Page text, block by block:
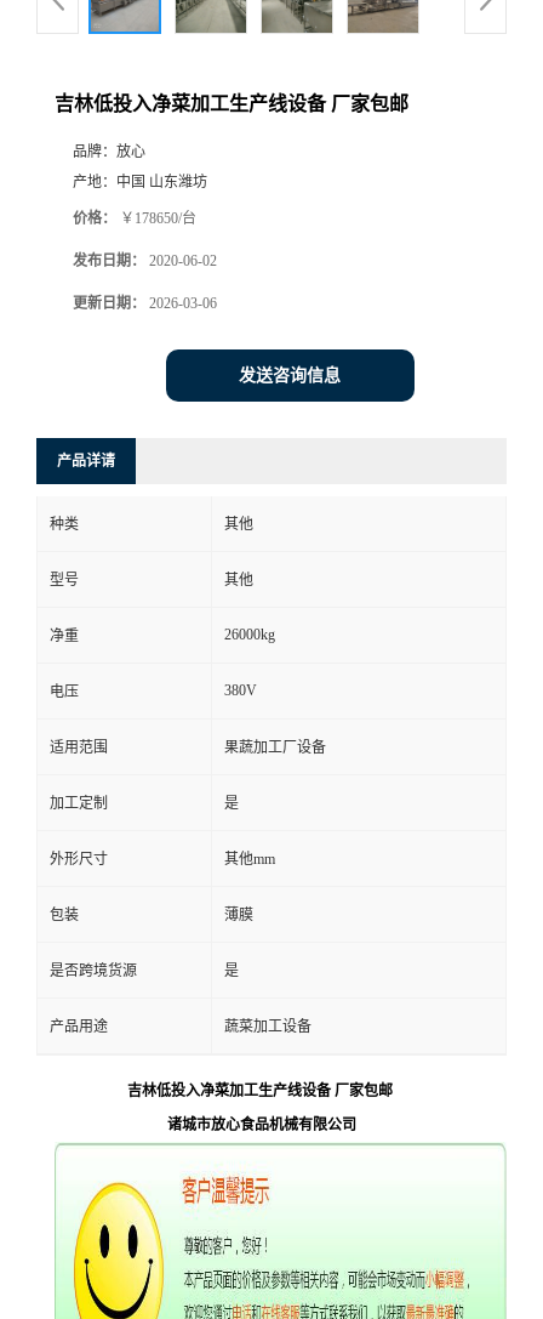
吉林低投入净菜加工生产线设备 厂家包邮
品牌： 放心
产地： 中国 山东潍坊
价格： ￥178650/台
发布日期： 2020-06-02
更新日期： 2026-03-06
发送咨询信息
产品详请
种类 其他
型号 其他
净重 26000kg
电压 380V
适用范围 果蔬加工厂设备
加工定制 是
外形尺寸 其他mm
包装 薄膜
是否跨境货源 是
产品用途 蔬菜加工设备
吉林低投入净菜加工生产线设备 厂家包邮
诸城市放心食品机械有限公司